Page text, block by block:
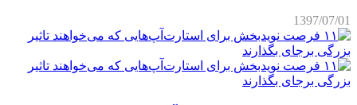
1397/07/01